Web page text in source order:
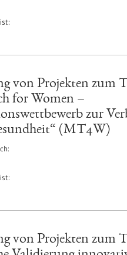
von Projekten zum
for Women –
zur
(MT4W)
von Projekten zum